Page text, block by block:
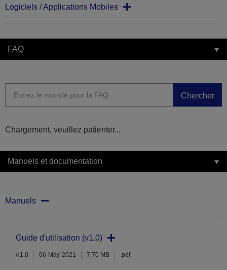
Logiciels / Applications Mobiles
FAQ
Chercher
Chargement, veuillez patienter...
Manuels et documentation
Manuels
Guide d'utilisation (v1.0)
v.1.0 06-May-2021 7.70 MB .pdf